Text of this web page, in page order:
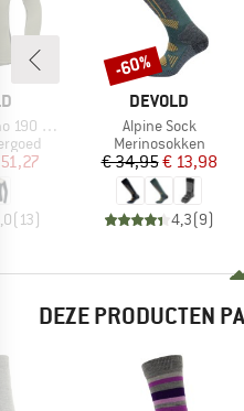
Shirt
prijs
( 13)
MERK
DEVOLD
Artikel
Alpine Sock
Productgroep
Merinosokken
Prijs
€ 34,95Verlaagde
€ 13,98
4,3(9)
Korting
-60%
DEZE PRODUCTEN